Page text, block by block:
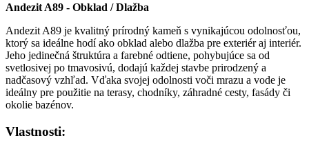
Andezit A89 - Obklad / Dlažba
Andezit A89 je kvalitný prírodný kameň s vynikajúcou odolnosťou,
ktorý sa ideálne hodí ako obklad alebo dlažba pre exteriér aj interiér.
Jeho jedinečná štruktúra a farebné odtiene, pohybujúce sa od
svetlosivej po tmavosivú, dodajú každej stavbe prirodzený a
nadčasový vzhľad. Vďaka svojej odolnosti voči mrazu a vode je
ideálny pre použitie na terasy, chodníky, záhradné cesty, fasády či
okolie bazénov.
Vlastnosti: